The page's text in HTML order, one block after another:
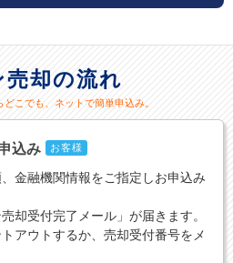
売却の流れ
こでも、ネットで簡単申込み。
込み お客様
金融機関情報をご指定しお申込み
却受付完了メール」が届きます。
アウトするか、売却受付番号をメ